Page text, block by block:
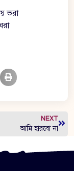
ভরা
NEXT
আমি হারবো না